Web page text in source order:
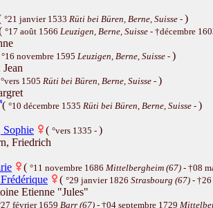
°21 janvier 1533 Rüti bei Büren, Berne, Suisse - )
°17 août 1566 Leuzigen, Berne, Suisse - †décembre
°16 novembre 1595 Leuzigen, Berne, Suisse - )
°vers 1505 Rüti bei Büren, Berne, Suisse - )
( °10 décembre 1535 Rüti bei Büren, Berne, Suisse - )
Sophie ( °vers 1335 - )
Friedrich
( °11 novembre 1686 Mittelbergheim (67) - †08
( °29 janvier 1826 Strasbourg (67) -
Etienne "Jules"
février 1659 Barr (67) - †04 septembre 1729